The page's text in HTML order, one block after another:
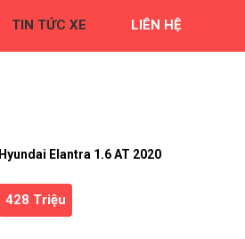
TIN TỨC XE LIÊN HỆ
Hyundai Elantra 1.6 AT 2020
428 Triệu